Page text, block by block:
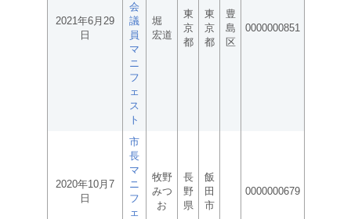
2021年6月29
日
会
議
員
マ
ニ
フ
ェ
ス
ト
堀
宏道
東
京
都
東
京
都
豊
島
区
0000000851
2020年10月7
日
市
長
マ
ニ
フ
ェ
牧野
みつ
お
長
野
県
飯
田
市
0000000679